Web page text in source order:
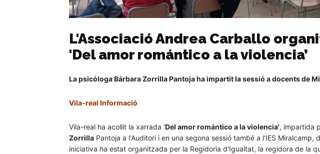
L'Associació Andrea Carballo
'Del amor romántico a la violencia’
La psicóloga Bárbara Zorrilla Pantoja ha impartit la sessió a docents de
Vila-real Informació
Vila-real ha acollit la xarrada 'Del amor romántico a la violencia', impartida
Zorrilla Pantoja a l'Auditori i en una segona sessió també a l'IES Miralcamp,
iniciativa ha estat organitzada per la Regidoria d'Igualtat, la regidora de la